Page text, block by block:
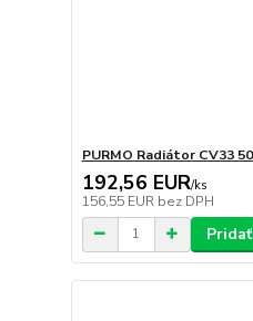
PURMO Radiátor CV33
192,56 EUR/ks
156,55 EUR bez DPH